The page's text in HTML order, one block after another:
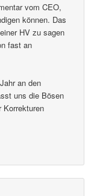
vom CEO,
können. Das
HV zu sagen
fast an
an den
uns die Bösen
Korrekturen